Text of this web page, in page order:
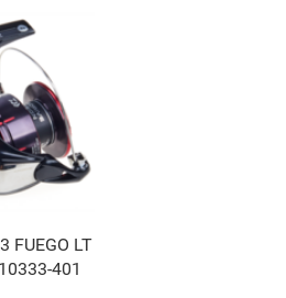
FUEGO LT
401